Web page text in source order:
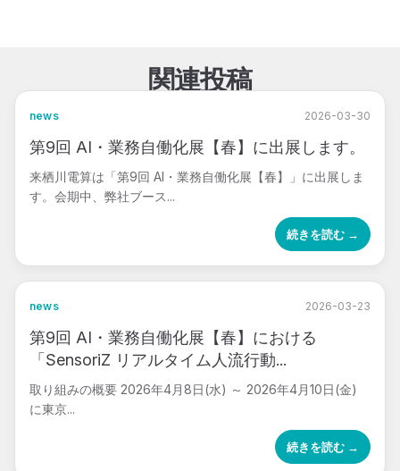
関連投稿
news 2026-03-30
第9回 AI・業務自働化展【春】に出展します。
来栖川電算は「第9回 AI・業務自働化展【春】」に出展しま
す。会期中、弊社ブース...
続きを読む →
news 2026-03-23
第9回 AI・業務自働化展【春】における
「SensoriZ リアルタイム人流行動...
取り組みの概要 2026年4月8日(水) ～ 2026年4月10日(金)
に東京...
続きを読む →